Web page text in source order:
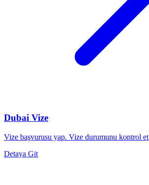
Dubai Vize
Vize başvurusu yap. Vize durumunu kontrol et
Detaya Git